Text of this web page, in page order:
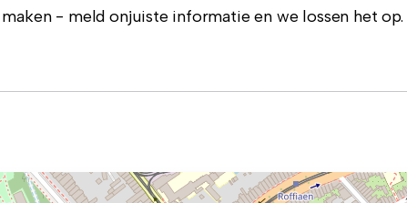
- meld onjuiste informatie en we lossen het op.